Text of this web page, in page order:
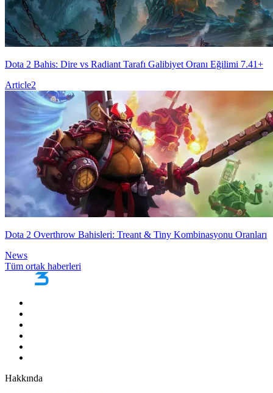
Dota 2 Bahis: Dire vs Radiant Tarafı Galibiyet Oranı Eğilimi 7.41+
Article2
Dota 2 Overthrow Bahisleri: Treant & Tiny Kombinasyonu Oranları
News
Tüm ortak haberleri
Hakkında